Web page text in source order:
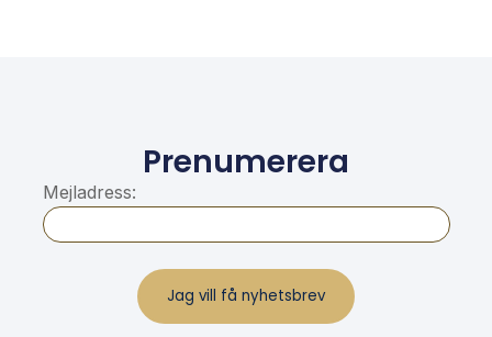
Prenumerera
Mejladress: